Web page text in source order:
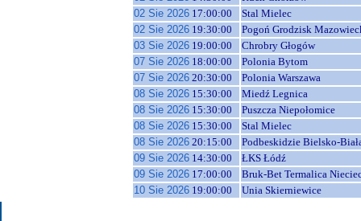
02 Sie 2026 17:00:00
Stal Mielec
02 Sie 2026 19:30:00
Pogoń Grodzisk
03 Sie 2026 19:00:00
Chrobry Głogów
07 Sie 2026 18:00:00
Polonia Bytom
07 Sie 2026 20:30:00
Polonia Warszawa
08 Sie 2026 15:30:00
Miedź Legnica
08 Sie 2026 15:30:00
Puszcza Niepołomice
08 Sie 2026 15:30:00
Stal Mielec
08 Sie 2026 20:15:00
Podbeskidzie Bielsko-
09 Sie 2026 14:30:00
ŁKS Łódź
09 Sie 2026 17:00:00
Bruk-Bet Termalica
10 Sie 2026 19:00:00 Unia Skierniewice